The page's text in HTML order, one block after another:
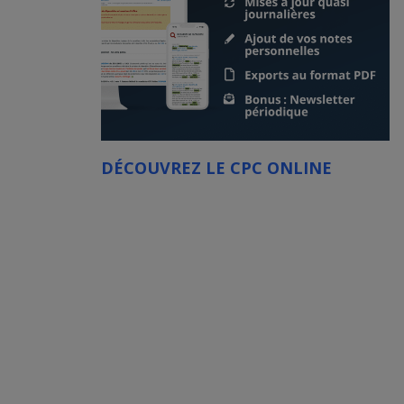
DÉCOUVREZ LE CPC ONLINE